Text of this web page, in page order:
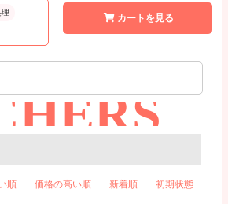
カートを見る
順 価格の高い順 新着順 初期状態